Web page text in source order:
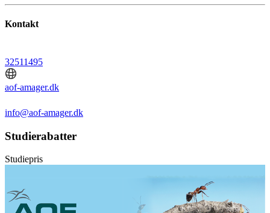
Kontakt
32511495
aof-amager.dk
info@aof-amager.dk
Studierabatter
Studiepris